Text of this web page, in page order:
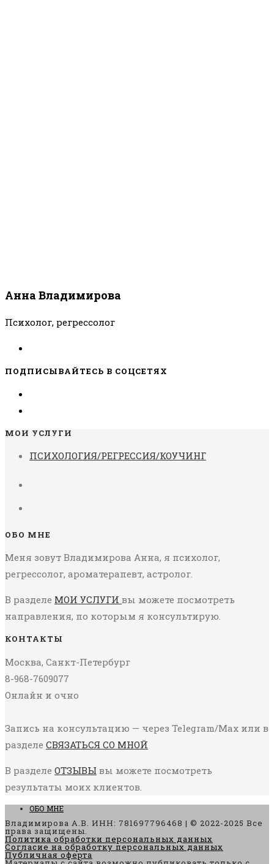
Анна Владимирова
Психолог, регрессолог
ПОДПИСЫВАЙТЕСЬ В СОЦСЕТЯХ
МОИ УСЛУГИ
ПСИХОЛОГИЯ/РЕГРЕССИЯ/КОУЧИНГ
ОБО МНЕ
Меня зовут Владимирова Анна, я психолог,
регрессолог, ароматерапевт, астролог.
В разделе МОИ УСЛУГИ вы можете посмотреть
направления, по которым я консультирую.
КОНТАКТЫ
Москва, Санкт-Петербург
8-968-7609077
Онлайн и очно
Запись на консультацию — через Telegram/Max или в
разделе СВЯЗАТЬСЯ СО МНОЙ
В разделе ОТЗЫВЫ вы можете посмотреть
результаты моих клиентов.
ОБО МНЕ
Владимирова А.В. ИНН: 781697796468 | © 2022-2025 Все
права защищены.
Политика обработки персональных данных
Согласие на обработку персональных данных
Публичная оферта